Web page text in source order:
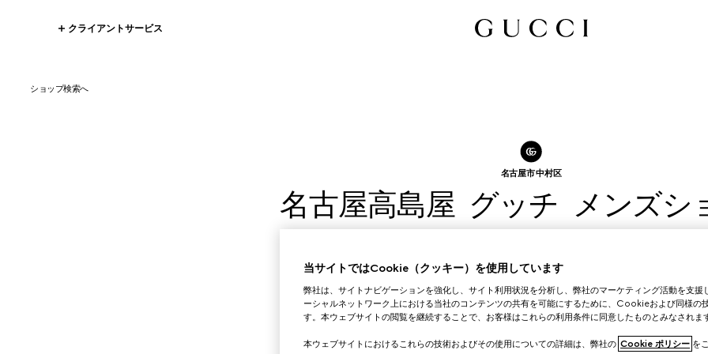
クライアントサービス
ショップ検索へ
名古屋市 中村区
名古屋高島屋 グッチ メンズシ
ご来店予約を取る
当サイトではCookie（クッキー）を使用しています
弊社は、サイトナビゲーションを強化し、サイト利用状況を分析し、弊社のマーケティング活動を支援
ーシャルネットワーク上における当社のコンテンツの共有を可能にするために、Cookieおよび同様の
す。本ウェブサイトの閲覧を継続することで、お客様はこれらの利用条件に同意したものとみなされま
本ウェブサイトにおけるこれらの技術およびその使用についての詳細は、弊社の Cookie ポリシー を